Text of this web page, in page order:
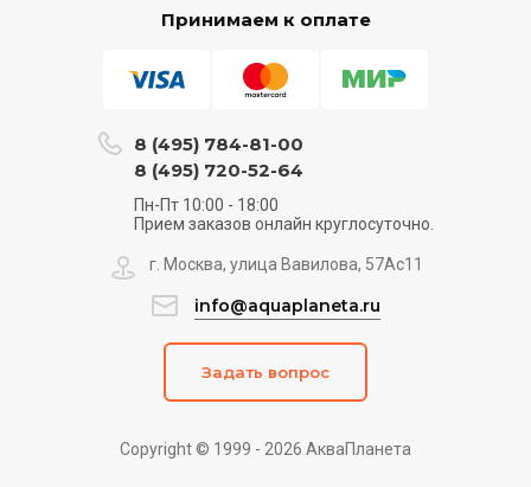
Принимаем к оплате
Copyright © 1999 - 2026 АкваПланета
8 (495) 784-81-00
8 (495) 720-52-64
Пн-Пт 10:00 - 18:00
Прием заказов онлайн круглосуточно.
г. Москва, улица Вавилова, 57Ас11
info@aquaplaneta.ru
Задать вопрос